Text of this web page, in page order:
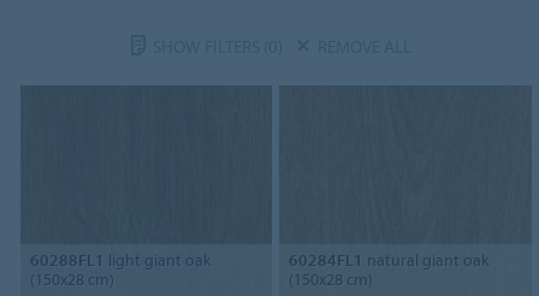
60288FL1 light giant oak
(150x28 cm)
60284FL1 natural giant oak
(150x28 cm)